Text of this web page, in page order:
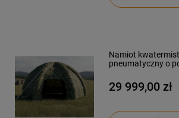
Namiot
pneumatyczny o
29 999,00 zł